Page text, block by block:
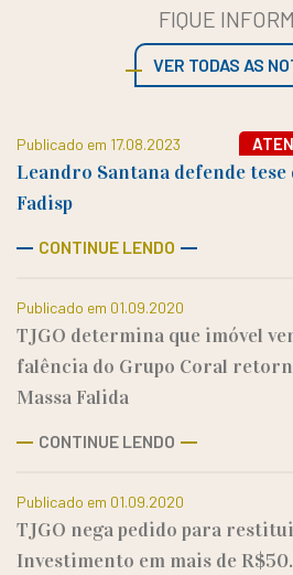
FIQUE
VER TODAS AS
Publicado em 17.08.2023
Leandro Santana defende
Fadisp
CONTINUE LENDO
Publicado em 01.09.2020
TJGO determina que imóvel
falência do Grupo Coral
Massa Falida
CONTINUE LENDO
Publicado em 01.09.2020
TJGO nega pedido para
Investimento em mais de